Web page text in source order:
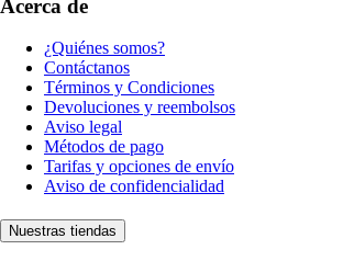
Acerca de
¿Quiénes somos?
Contáctanos
Términos y Condiciones
Devoluciones y reembolsos
Aviso legal
Métodos de pago
Tarifas y opciones de envío
Aviso de confidencialidad
Nuestras tiendas